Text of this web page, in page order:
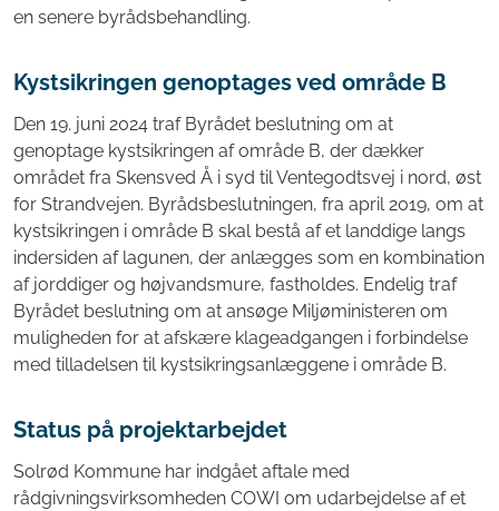
en senere byrådsbehandling.
Kystsikringen genoptages ved område B
Den 19. juni 2024 traf Byrådet beslutning om at
genoptage kystsikringen af område B, der dækker
området fra Skensved Å i syd til Ventegodtsvej i nord, øst
for Strandvejen. Byrådsbeslutningen, fra april 2019, om at
kystsikringen i område B skal bestå af et landdige langs
indersiden af lagunen, der anlægges som en kombination
af jorddiger og højvandsmure, fastholdes. Endelig traf
Byrådet beslutning om at ansøge Miljøministeren om
muligheden for at afskære klageadgangen i forbindelse
med tilladelsen til kystsikringsanlæggene i område B.
Status på projektarbejdet
Solrød Kommune har indgået aftale med
rådgivningsvirksomheden COWI om udarbejdelse af et